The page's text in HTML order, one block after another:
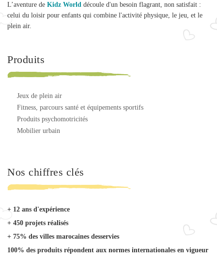
L’aventure de Kidz World découle d'un besoin flagrant, non satisfait :
celui du loisir pour enfants qui combine l'activité physique, le jeu, et le
plein air.
Produits
jeux de plein air
fitness, parcours santé et équipements sportifs
produits psychomotricités
mobilier urbain
Nos chiffres clés
+ 12 ans d'expérience
+ 450 projets réalisés
+ 75% des villes marocaines desservies
100% des produits répondent aux normes internationales en vigueur